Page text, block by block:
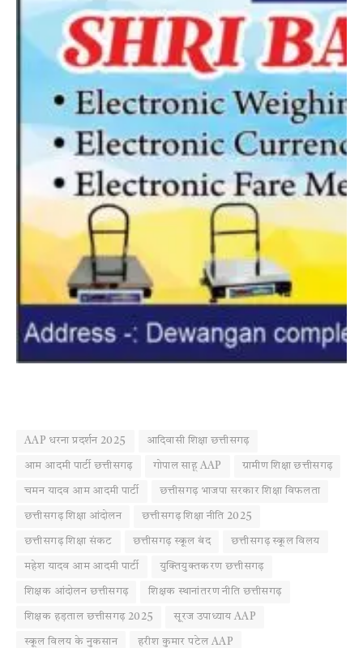
AAP धरना प्रदर्शन 2025 आदिवासी शिक्षा छत्तीसगढ़
आम आदमी पार्टी छत्तीसगढ़ गोपाल साहू AAP ग्रामीण शिक्षा छत्तीसगढ़
चमन यादव आम आदमी पार्टी छत्तीसगढ़ भाजपा सरकार शिक्षा विफलता
छत्तीसगढ़ शिक्षा आंदोलन छत्तीसगढ़ शिक्षा नीति 2025
छत्तीसगढ़ शिक्षा संकट छत्तीसगढ़ स्कूल बंद छत्तीसगढ़ स्कूल विलय
महेश यादव आम आदमी पार्टी युक्तियुक्तकरण छत्तीसगढ़
शिक्षक आंदोलन छत्तीसगढ़ शिक्षक स्थानांतरण नीति छत्तीसगढ़
शिक्षक हड़ताल छत्तीसगढ़ 2025 सूरज उपाध्याय AAP
स्कूल विलय के नुकसान हरीश कुमार पटेल AAP